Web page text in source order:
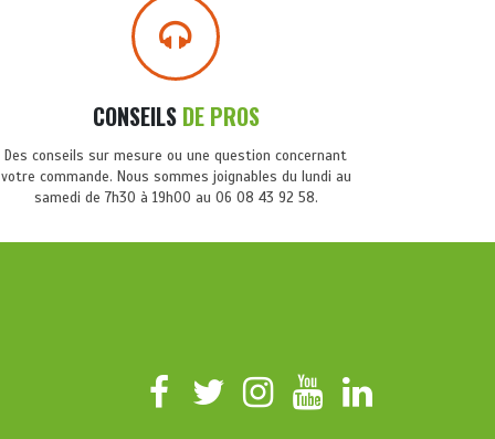
CONSEILS DE PROS
Des conseils sur mesure ou une question concernant
votre commande. Nous sommes joignables du lundi au
samedi de 7h30 à 19h00 au 06 08 43 92 58.